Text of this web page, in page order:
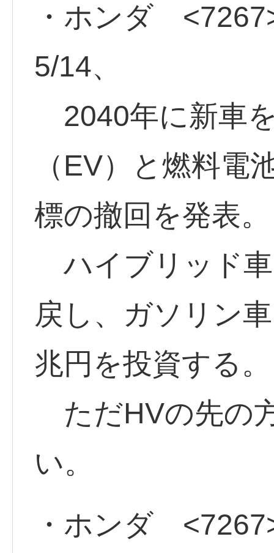
・ホンダ
5/14、
2040年に新車
（EV）と燃料電
標の撤回を発表。
ハイブリッド
戻し、ガソリン
兆円を投資する。
ただHVの先の
い。
・ホンダ